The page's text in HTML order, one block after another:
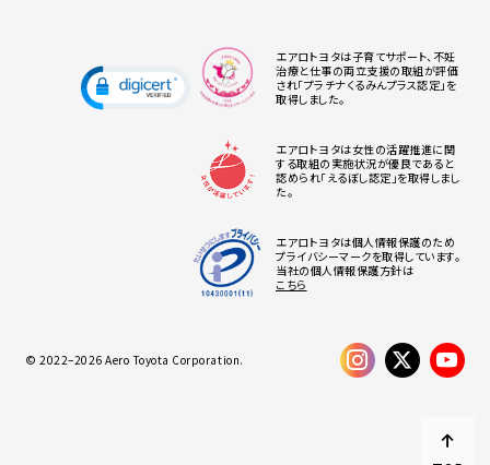
エアロトヨタは子育てサポート、不妊
治療と仕事の両立支援の取組が評価
され「プラチナくるみんプラス認定」を
取得しました。
エアロトヨタは女性の活躍推進に関
する取組の実施状況が優良であると
認められ「えるぼし認定」を取得しまし
た。
エアロトヨタは個人情報保護のため
プライバシーマークを取得しています。
当社の個人情報保護方針は
こちら
© 2022–2026 Aero Toyota Corporation.